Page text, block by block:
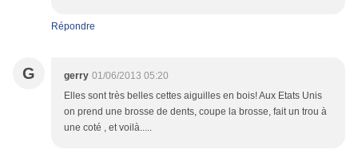
Répondre
G gerry 01/06/2013 05:20
Elles sont très belles cettes aiguilles en bois! Aux Etats Unis
on prend une brosse de dents, coupe la brosse, fait un trou à
une coté , et voilà.....